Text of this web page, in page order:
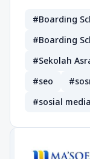
#Boarding
#Boarding
#Sekolah
#seo
#sosial media